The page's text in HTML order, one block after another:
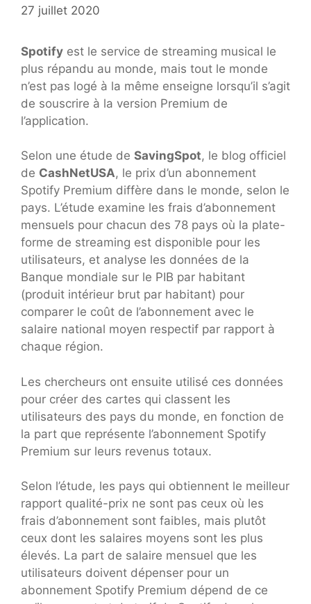
27 juillet 2020
Spotify est le service de streaming musical le
plus répandu au monde, mais tout le monde
n’est pas logé à la même enseigne lorsqu’il s’agit
de souscrire à la version Premium de
l’application.
Selon une étude de SavingSpot, le blog officiel
de CashNetUSA, le prix d’un abonnement
Spotify Premium diffère dans le monde, selon le
pays. L’étude examine les frais d’abonnement
mensuels pour chacun des 78 pays où la plate-
forme de streaming est disponible pour les
utilisateurs, et analyse les données de la
Banque mondiale sur le PIB par habitant
(produit intérieur brut par habitant) pour
comparer le coût de l’abonnement avec le
salaire national moyen respectif par rapport à
chaque région.
Les chercheurs ont ensuite utilisé ces données
pour créer des cartes qui classent les
utilisateurs des pays du monde, en fonction de
la part que représente l’abonnement Spotify
Premium sur leurs revenus totaux.
Selon l’étude, les pays qui obtiennent le meilleur
rapport qualité-prix ne sont pas ceux où les
frais d’abonnement sont faibles, mais plutôt
ceux dont les salaires moyens sont les plus
élevés. La part de salaire mensuel que les
utilisateurs doivent dépenser pour un
abonnement Spotify Premium dépend de ce